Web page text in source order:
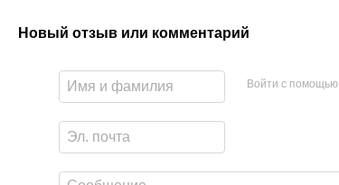
Новый отзыв или комментарий
Войти с помощью